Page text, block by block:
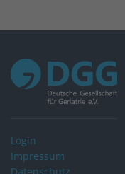
Login
Impressum
Datenschutz